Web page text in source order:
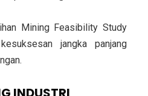
Mining Feasibility Study
jangka panjang